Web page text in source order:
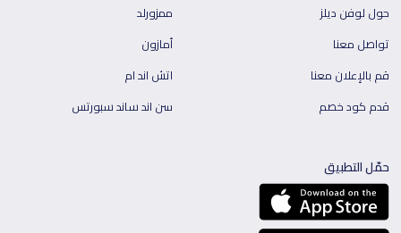
حول لوفن ديلز
تواصل معنا
قم بالإعلان معنا
قدم كود خصم
ممزورلد
أمازون
اتش اند ام
سن اند ساند سبورتس
حمّل التطبيق